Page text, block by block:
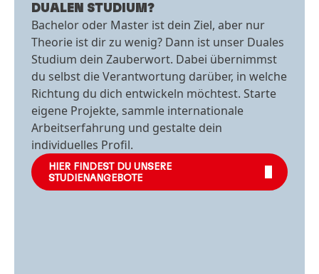
DUALEN STUDIUM?
Bachelor oder Master ist dein Ziel, aber nur
Theorie ist dir zu wenig? Dann ist unser Duales
Studium dein Zauberwort. Dabei übernimmst
du selbst die Verantwortung darüber, in welche
Richtung du dich entwickeln möchtest. Starte
eigene Projekte, sammle internationale
Arbeitserfahrung und gestalte dein
individuelles Profil.
HIER FINDEST DU UNSERE
STUDIENANGEBOTE